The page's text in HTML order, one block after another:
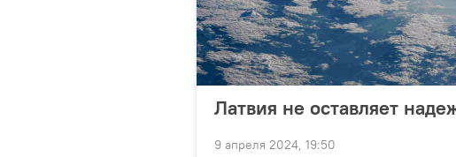
Латвия не оставляет
9 апреля 2024, 19:50